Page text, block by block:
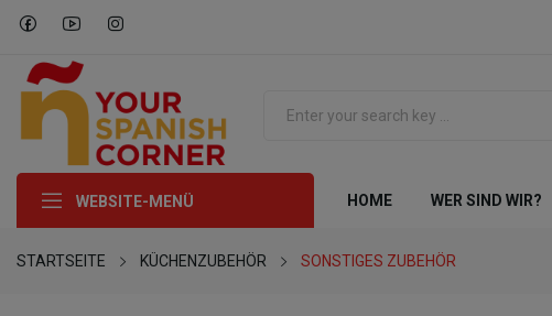
WEBSITE-MENÜ HOME WER SIND WIR?
STARTSEITE KÜCHENZUBEHÖR SONSTIGES ZUBEHÖR